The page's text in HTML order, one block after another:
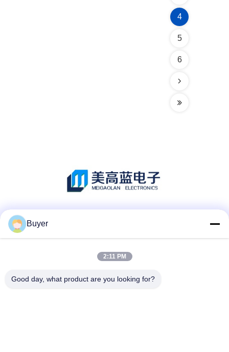
4
5
6
Buyer
2:11 PM
Good day, what product are you looking for?